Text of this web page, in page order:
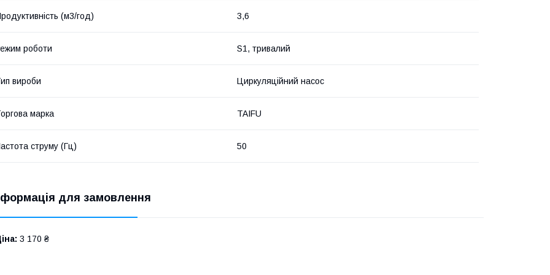
(м3/год) 3,6
роботи S1, тривалий
вироби Циркуляційний насос
марка TAIFU
струму (Гц) 50
для замовлення
3 170 ₴